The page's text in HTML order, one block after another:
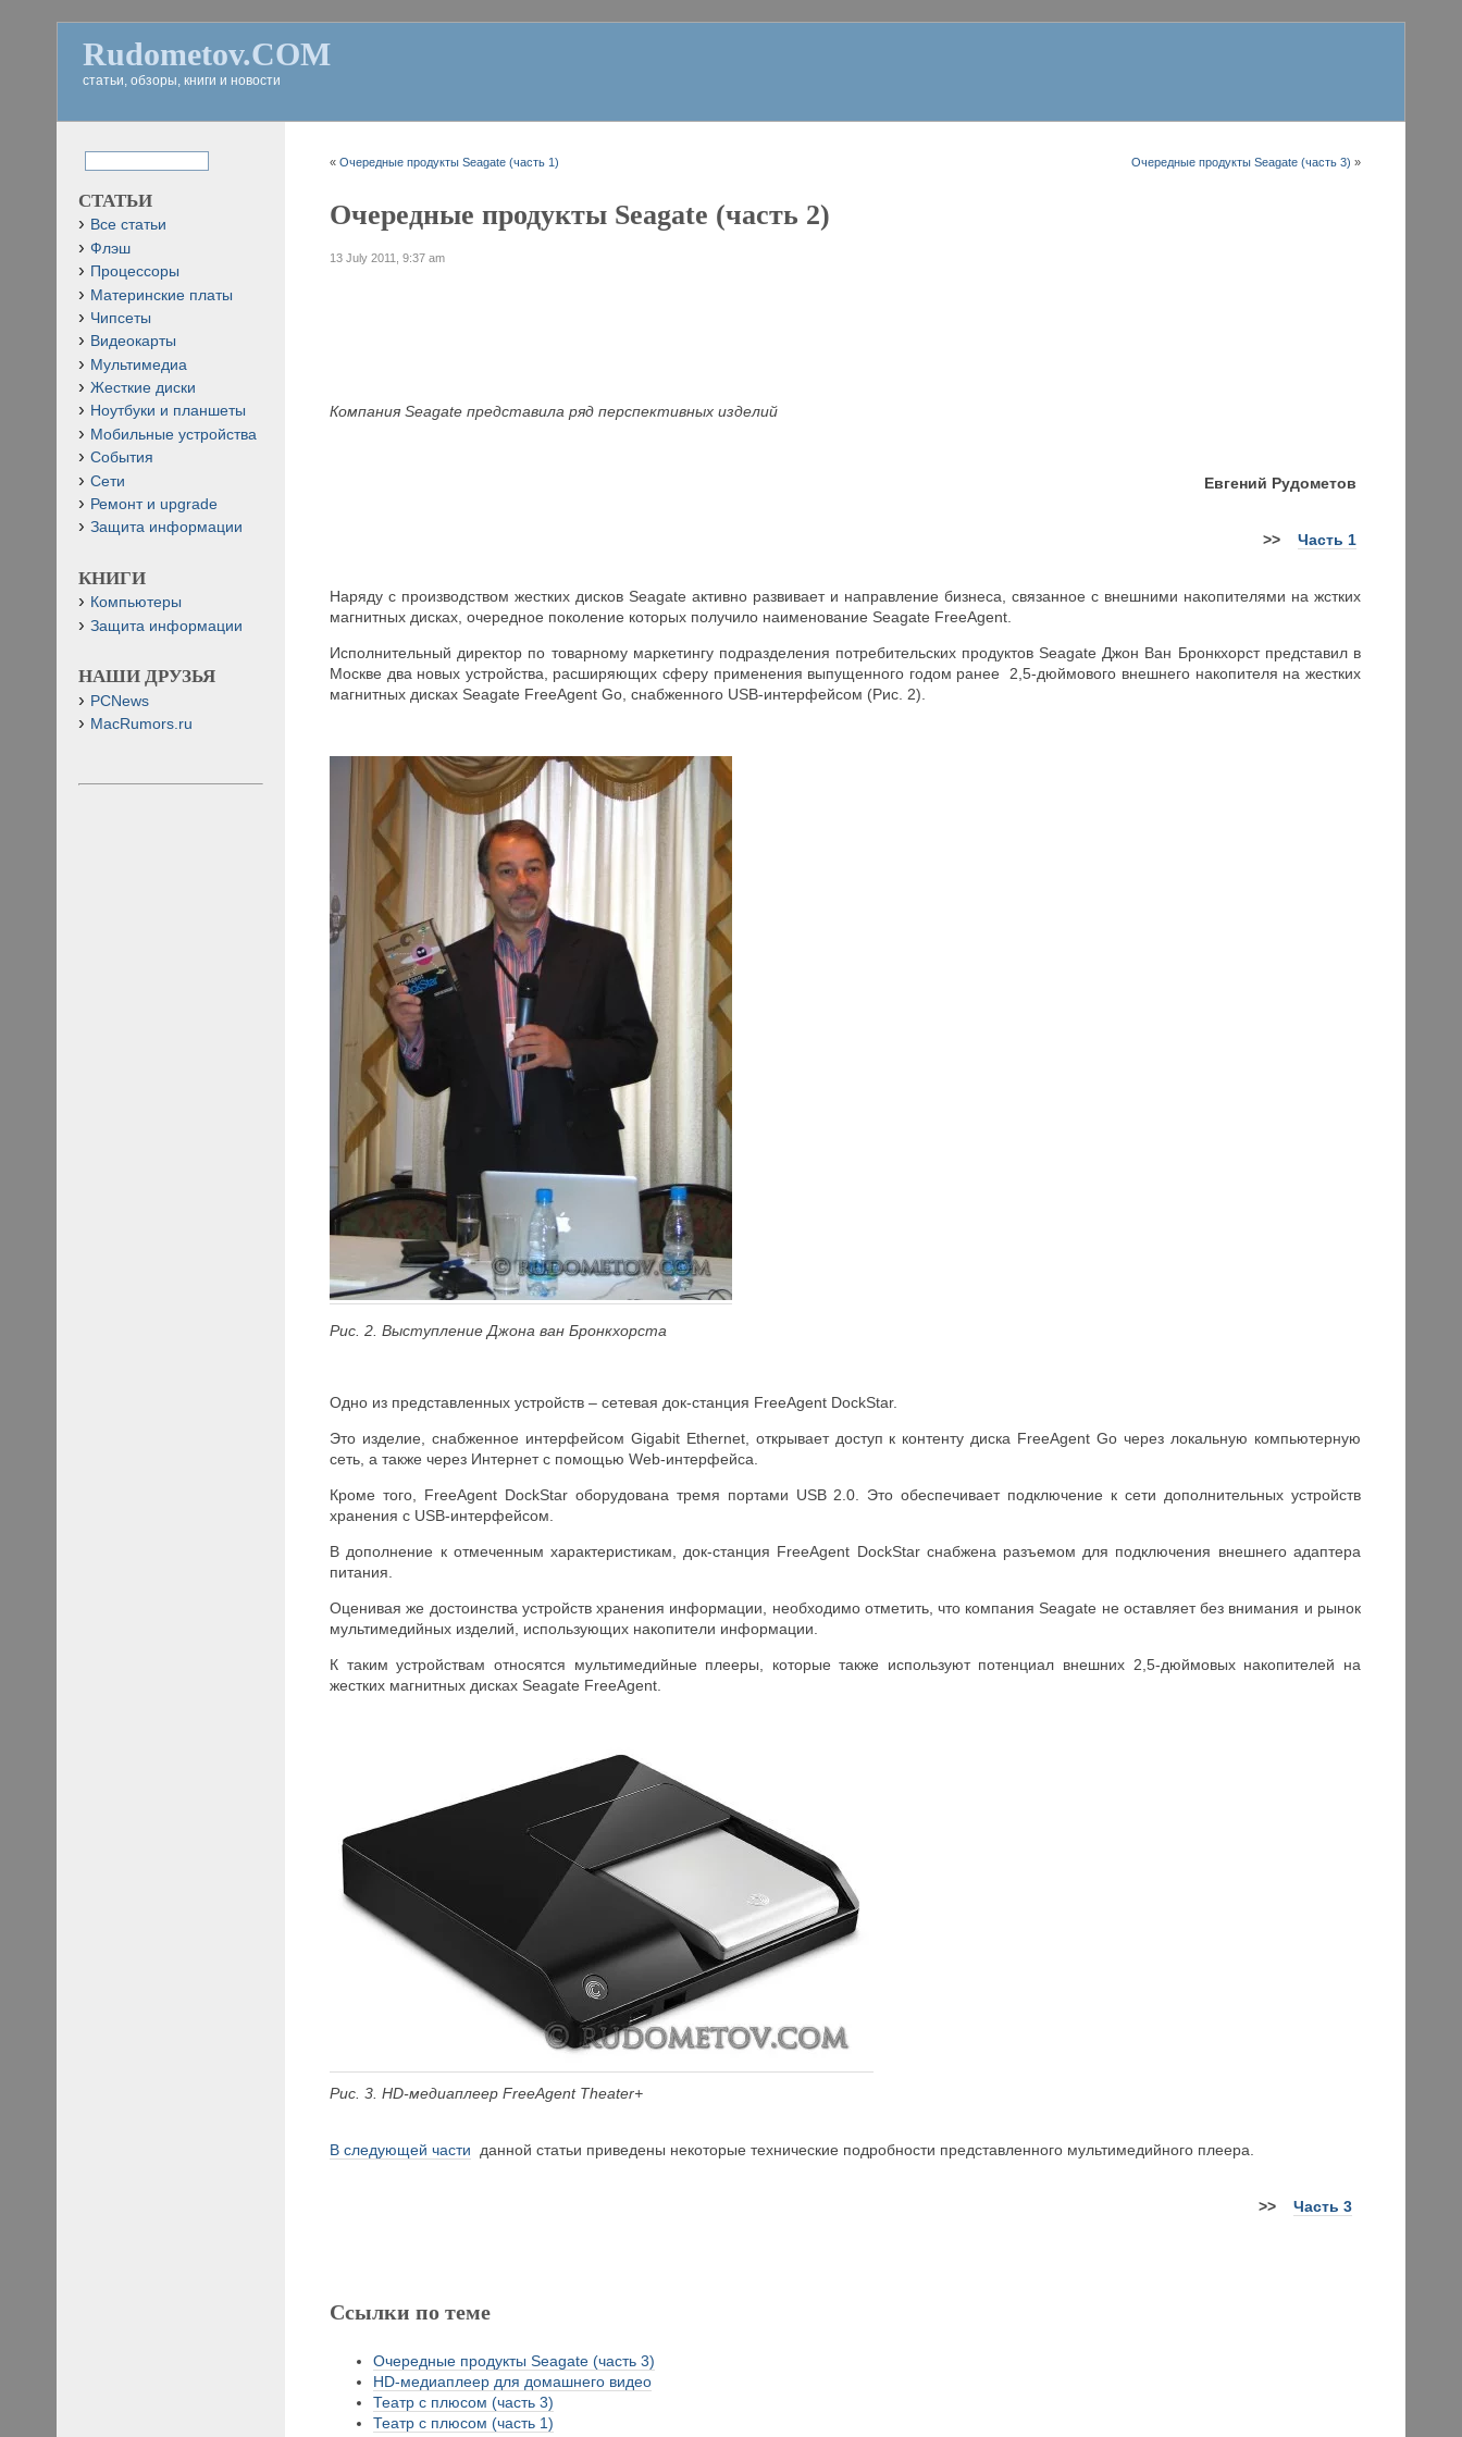
Rudometov.COM
статьи, обзоры, книги и новости
«Очередные продукты Seagate (часть 1) Очередные продукты Seagate (часть 3) »
Очередные продукты Seagate (часть 2)
13 July 2011, 9:37 am
Компания Seagate представила ряд перспективных изделий
Евгений Рудометов
>> Часть 1
Наряду с производством жестких дисков Seagate активно развивает и направление бизнеса, связанное с внешними накопителями на жстких
магнитных дисках, очередное поколение которых получило наименование Seagate FreeAgent.
Исполнительный директор по товарному маркетингу подразделения потребительских продуктов Seagate Джон Ван Бронкхорст представил в
Москве два новых устройства, расширяющих сферу применения выпущенного годом ранее 2,5-дюймового внешнего накопителя на жестких
магнитных дисках Seagate FreeAgent Go, снабженного USB-интерфейсом (Рис. 2).
Рис. 2. Выступление Джона ван Бронкхорста
Одно из представленных устройств – сетевая док-станция FreeAgent DockStar.
Это изделие, снабженное интерфейсом Gigabit Ethernet, открывает доступ к контенту диска FreeAgent Go через локальную компьютерную
сеть, а также через Интернет с помощью Web-интерфейса.
Кроме того, FreeAgent DockStar оборудована тремя портами USB 2.0. Это обеспечивает подключение к сети дополнительных устройств
хранения с USB-интерфейсом.
В дополнение к отмеченным характеристикам, док-станция FreeAgent DockStar снабжена разъемом для подключения внешнего адаптера
питания.
Оценивая же достоинства устройств хранения информации, необходимо отметить, что компания Seagate не оставляет без внимания и рынок
мультимедийных изделий, использующих накопители информации.
К таким устройствам относятся мультимедийные плееры, которые также используют потенциал внешних 2,5-дюймовых накопителей на
жестких магнитных дисках Seagate FreeAgent.
Рис . 3. HD-медиаплеер FreeAgent Theater+
В следующей части данной статьи приведены некоторые технические подробности представленного мультимедийного плеера.
>> Часть 3
Ссылки по теме
Очередные продукты Seagate (часть 3)
HD-медиаплеер для домашнего видео
Театр с плюсом (часть 3)
Театр с плюсом (часть 1)
СТАТЬИ
Все статьи
Флэш
Процессоры
Материнские платы
Чипсеты
Видеокарты
Мультимедиа
Жесткие диски
Ноутбуки и планшеты
Мобильные устройства
События
Сети
Ремонт и upgrade
Защита информации
КНИГИ
Компьютеры
Защита информации
НАШИ ДРУЗЬЯ
PCNews
MacRumors.ru